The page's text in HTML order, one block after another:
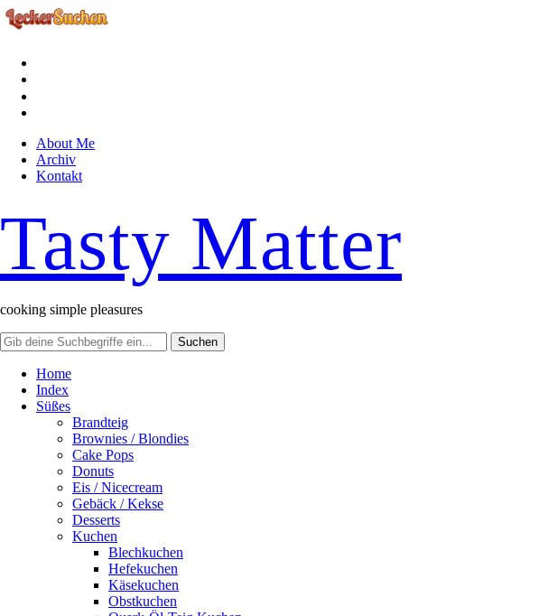
About Me
Archiv
Kontakt
Tasty Matter
cooking simple pleasures
Home
Index
Süßes
Brandteig
Brownies / Blondies
Cake Pops
Donuts
Eis / Nicecream
Gebäck / Kekse
Desserts
Kuchen
Blechkuchen
Hefekuchen
Käsekuchen
Obstkuchen